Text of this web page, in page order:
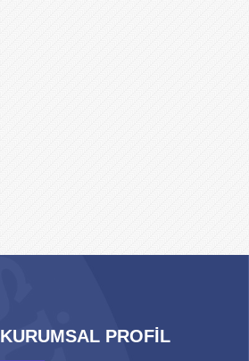
KURUMSAL PROFİL